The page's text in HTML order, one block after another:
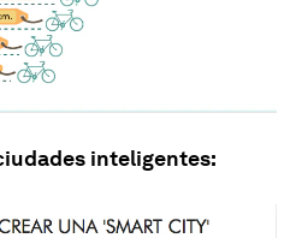
inteligentes: